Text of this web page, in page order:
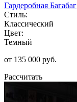
Гардеробная Багабаг
Стиль:
Классический
Цвет:
Темный
от 135 000 руб.
Рассчитать